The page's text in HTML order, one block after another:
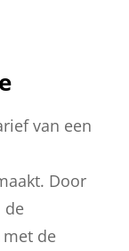
van een
Door
de
de